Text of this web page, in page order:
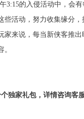
的入侵活动中，会有
活动，努力收集缘分，
来说，每当新侠客推出
独家礼包，详情咨询客